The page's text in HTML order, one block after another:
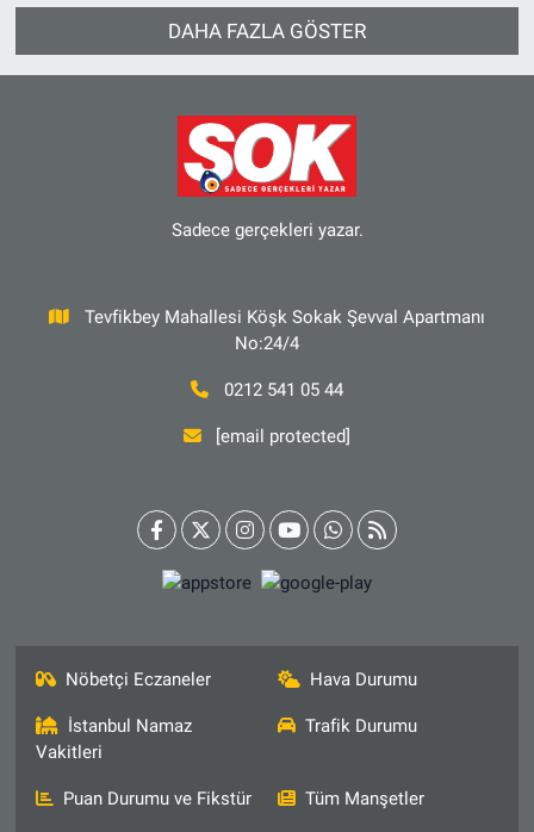
DAHA FAZLA GÖSTER
Sadece gerçekleri yazar.
Tevfikbey Mahallesi Köşk Sokak Şevval Apartmanı
No:24/4
0212 541 05 44
[email protected]
Nöbetçi Eczaneler Hava Durumu
İstanbul Namaz
Vakitleri
Trafik Durumu
Puan Durumu ve Fikstür Tüm Manşetler